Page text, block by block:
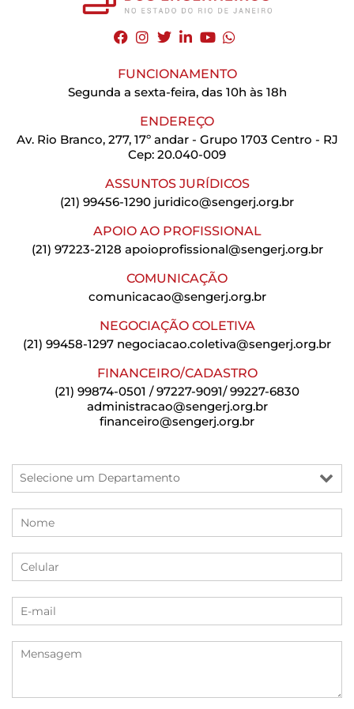
FUNCIONAMENTO
Segunda a sexta-feira, das 10h às 18h
ENDEREÇO
Av. Rio Branco, 277, 17º andar - Grupo 1703 Centro - RJ
Cep: 20.040-009
ASSUNTOS JURÍDICOS
(21) 99456-1290 juridico@sengerj.org.br
APOIO AO PROFISSIONAL
(21) 97223-2128 apoioprofissional@sengerj.org.br
COMUNICAÇÃO
comunicacao@sengerj.org.br
NEGOCIAÇÃO COLETIVA
(21) 99458-1297 negociacao.coletiva@sengerj.org.br
FINANCEIRO/CADASTRO
(21) 99874-0501 / 97227-9091/ 99227-6830
administracao@sengerj.org.br
financeiro@sengerj.org.br